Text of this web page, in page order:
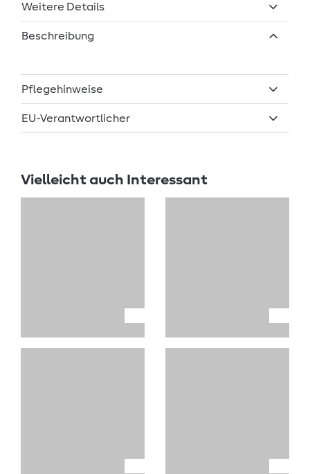
Weitere Details
Beschreibung
Pflegehinweise
EU-Verantwortlicher
Vielleicht auch Interessant